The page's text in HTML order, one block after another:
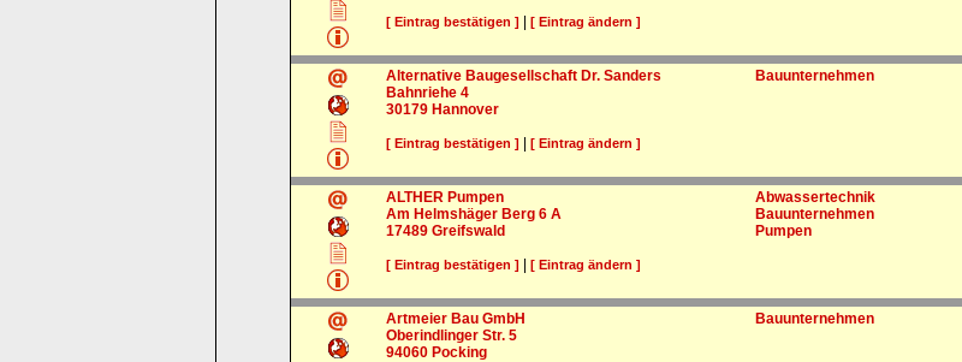
[ Eintrag bestätigen ] [ Eintrag ändern ]
Alternative Baugesellschaft Dr. Sanders
Bahnriehe 4
30179 Hannover
[ Eintrag bestätigen ] [ Eintrag ändern ]
Bauunternehmen
ALTHER Pumpen
Am Helmshäger Berg 6 A
17489 Greifswald
[ Eintrag bestätigen ] [ Eintrag ändern ]
Abwassertechnik
Bauunternehmen
Pumpen
Artmeier Bau GmbH
Oberindlinger Str. 5
94060 Pocking
Bauunternehmen